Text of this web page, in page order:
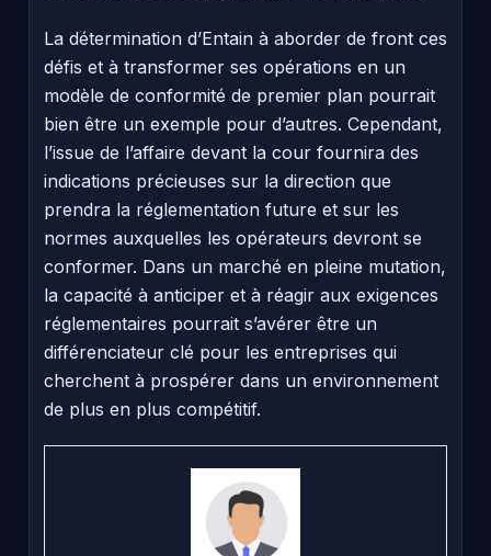
La détermination d’Entain à aborder de front ces
défis et à transformer ses opérations en un
modèle de conformité de premier plan pourrait
bien être un exemple pour d’autres. Cependant,
l’issue de l’affaire devant la cour fournira des
indications précieuses sur la direction que
prendra la réglementation future et sur les
normes auxquelles les opérateurs devront se
conformer. Dans un marché en pleine mutation,
la capacité à anticiper et à réagir aux exigences
réglementaires pourrait s’avérer être un
différenciateur clé pour les entreprises qui
cherchent à prospérer dans un environnement
de plus en plus compétitif.